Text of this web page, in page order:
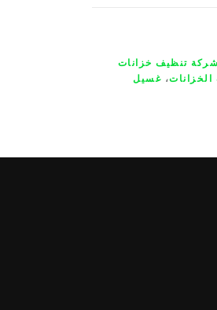
شركة تنظيف خزانات
، غسيل